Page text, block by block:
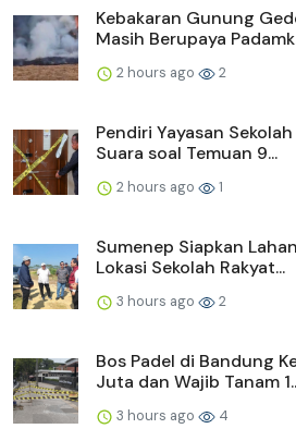
Kebakaran Gunung
Masih Berupaya
2 hours ago 2
Pendiri Yayasan
Suara soal Temuan 9...
2 hours ago 1
Sumenep Siapkan
Lokasi Sekolah Rakyat...
3 hours ago 2
Bos Padel di Bandung
Juta dan Wajib Tanam
3 hours ago 4